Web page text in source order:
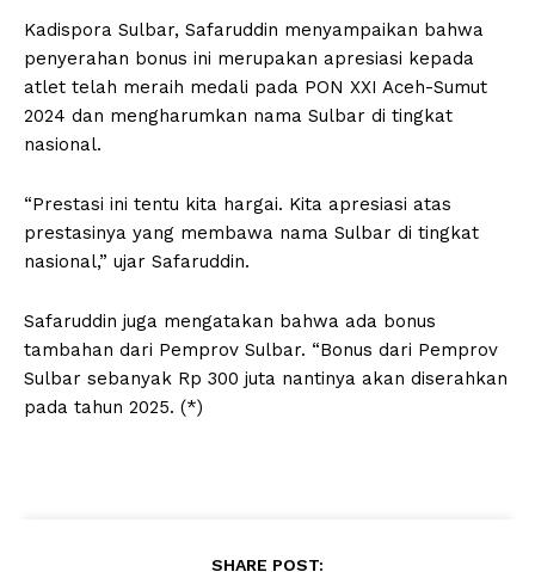
Kadispora Sulbar, Safaruddin menyampaikan bahwa
penyerahan bonus ini merupakan apresiasi kepada
atlet telah meraih medali pada PON XXI Aceh-Sumut
2024 dan mengharumkan nama Sulbar di tingkat
nasional.
“Prestasi ini tentu kita hargai. Kita apresiasi atas
prestasinya yang membawa nama Sulbar di tingkat
nasional,” ujar Safaruddin.
Safaruddin juga mengatakan bahwa ada bonus
tambahan dari Pemprov Sulbar. “Bonus dari Pemprov
Sulbar sebanyak Rp 300 juta nantinya akan diserahkan
pada tahun 2025. (*)
SHARE POST: